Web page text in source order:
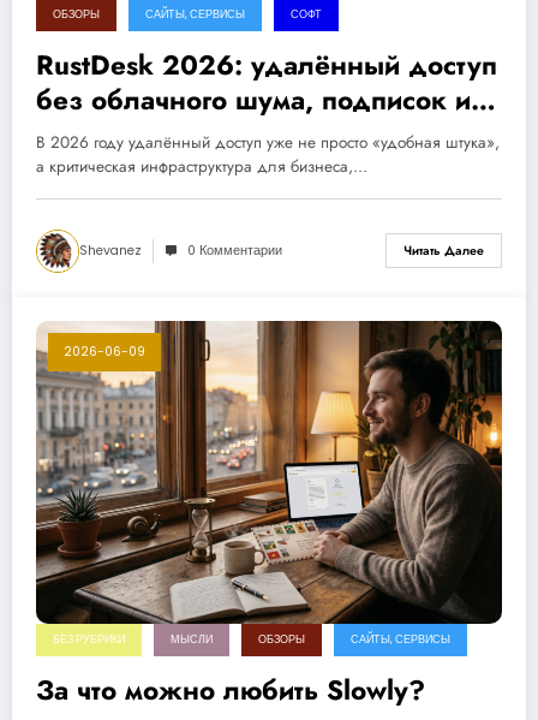
ОБЗОРЫ САЙТЫ, СЕРВИСЫ СОФТ
RustDesk 2026: удалённый доступ
без облачного шума, подписок и
компромиссов по приватности
В 2026 году удалённый доступ уже не просто «удобная штука»,
а критическая инфраструктура для бизнеса,…
Shevanez 0 Комментарии Читать Далее
2026-06-09
БЕЗ РУБРИКИ МЫСЛИ ОБЗОРЫ САЙТЫ, СЕРВИСЫ
За что можно любить Slowly?